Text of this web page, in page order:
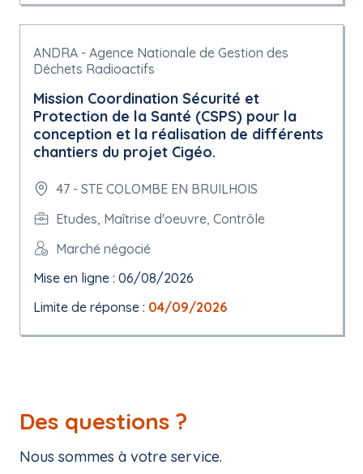
ANDRA - Agence Nationale de Gestion des
Déchets Radioactifs
Mission Coordination Sécurité et
Protection de la Santé (CSPS) pour la
conception et la réalisation de différents
chantiers du projet Cigéo.
47 - STE COLOMBE EN BRUILHOIS
Etudes, Maîtrise d'oeuvre, Contrôle
Marché négocié
Mise en ligne : 06/08/2026
Limite de réponse : 04/09/2026
Des questions ?
Nous sommes à votre service.